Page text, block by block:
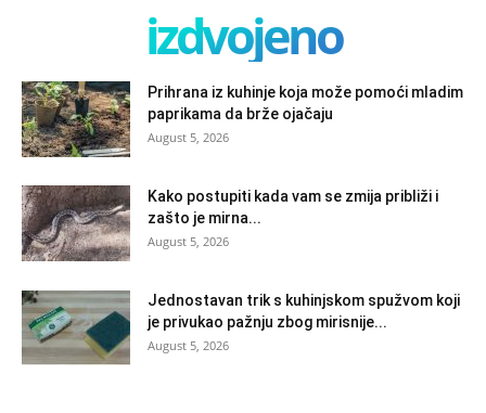
izdvojeno
Prihrana iz kuhinje koja može pomoći mladim
paprikama da brže ojačaju
August 5, 2026
Kako postupiti kada vam se zmija približi i
zašto je mirna...
August 5, 2026
Jednostavan trik s kuhinjskom spužvom koji
je privukao pažnju zbog mirisnije...
August 5, 2026